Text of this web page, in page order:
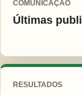
COMUNICAÇÃO
Últimas
RESULTADOS